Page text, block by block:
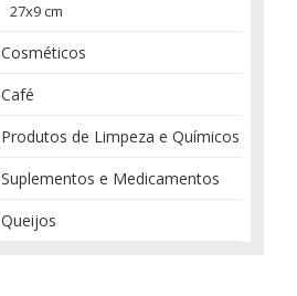
27x9 cm
Cosméticos
Café
Produtos de Limpeza e Químicos
Suplementos e Medicamentos
Queijos